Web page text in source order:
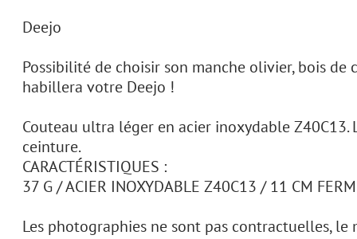
Deejo
Possibilité de choisir son manche olivier, bois
habillera votre Deejo !
Couteau ultra léger en acier inoxydable
ceinture.
CARACTÉRISTIQUES :
37 G / ACIER INOXYDABLE Z40C13 / 11 CM
Les photographies ne sont pas contractuelles,